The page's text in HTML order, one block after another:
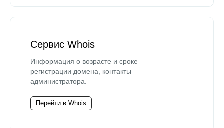
Сервис Whois
Информация о возрасте и сроке
регистрации домена, контакты
администратора.
Перейти в Whois